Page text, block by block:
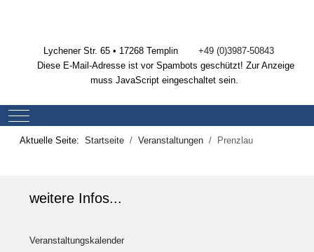
Lychener Str. 65 • 17268 Templin
+49 (0)3987-50843
Diese E-Mail-Adresse ist vor Spambots geschützt! Zur Anzeige
muss JavaScript eingeschaltet sein.
Mobile Menu Toggle
Aktuelle Seite: Startseite Veranstaltungen Prenzlau
weitere Infos...
Veranstaltungskalender